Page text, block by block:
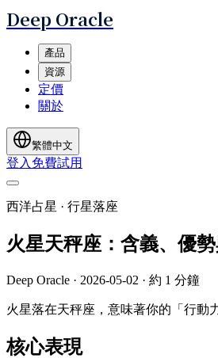
Deep Oracle
產品
資源
定價
關於
繁體中文
登入 免費試用
西洋占星 · 行星落座
火星天秤座：含義、優
Deep Oracle · 2026-05-02 · 約 1 分鐘
火星落在天秤座，意味著你的「行動
核心表現